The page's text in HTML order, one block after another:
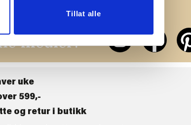
Tillat alle
medier!
uke
599,-
og retur i butikk